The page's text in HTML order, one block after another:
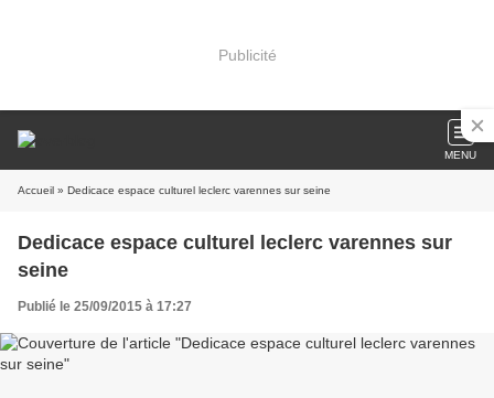
Publicité
MENU
Accueil » Dedicace espace culturel leclerc varennes sur seine
Dedicace espace culturel leclerc varennes sur
seine
Publié le 25/09/2015 à 17:27